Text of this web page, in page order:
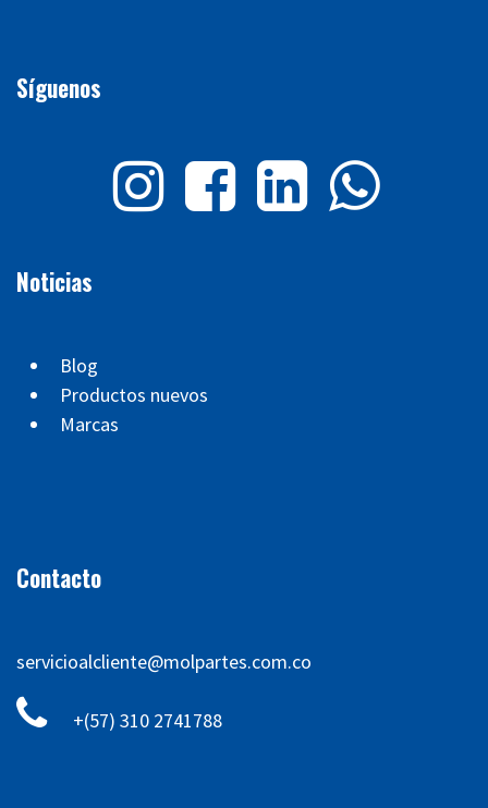
Síguenos
Noticias
Blog
Productos nuevos
Marcas
Contacto
servicioalcliente@molpartes.com.co
+(57) 310 2741788